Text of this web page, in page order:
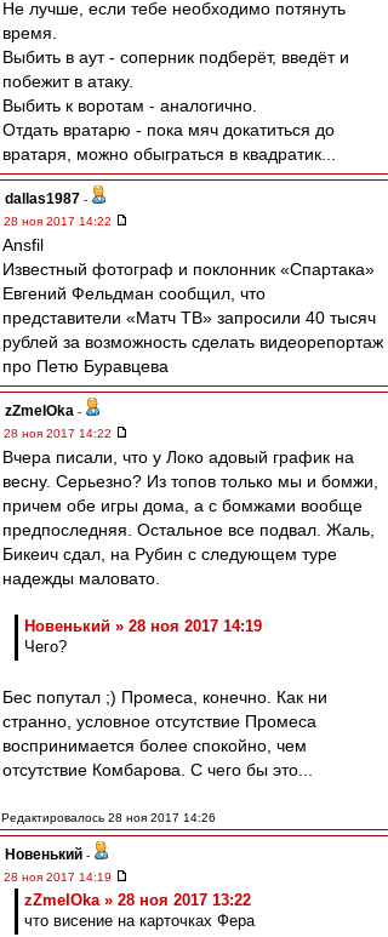
Не лучше, если тебе необходимо потянуть
время.
Выбить в аут - соперник подберёт, введёт и
побежит в атаку.
Выбить к воротам - аналогично.
Отдать вратарю - пока мяч докатиться до
вратаря, можно обыграться в квадратик...
dallas1987 -
28 ноя 2017 14:22
Ansfil
Известный фотограф и поклонник «Спартака»
Евгений Фельдман сообщил, что
представители «Матч ТВ» запросили 40 тысяч
рублей за возможность сделать видеорепортаж
про Петю Буравцева
zZmeIOka -
28 ноя 2017 14:22
Вчера писали, что у Локо адовый график на
весну. Серьезно? Из топов только мы и бомжи,
причем обе игры дома, а с бомжами вообще
предпоследняя. Остальное все подвал. Жаль,
Бикеич сдал, на Рубин с следующем туре
надежды маловато.
Новенький » 28 ноя 2017 14:19
Чего?
Бес попутал ;) Промеса, конечно. Как ни
странно, условное отсутствие Промеса
воспринимается более спокойно, чем
отсутствие Комбарова. С чего бы это...
Редактировалось 28 ноя 2017 14:26
Новенький -
28 ноя 2017 14:19
zZmeIOka » 28 ноя 2017 13:22
что висение на карточках Фера